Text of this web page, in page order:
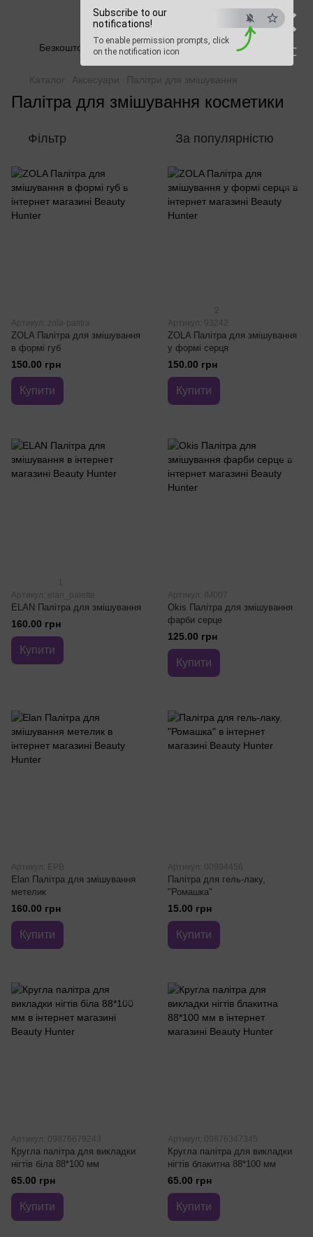
×
ESC
Subscribe to our
notifications!
To enable permission prompts, click
on the notification icon
Beauty Hunter
Безкоштовна доставка при замовленні від 2500 грн
Каталог Аксесуари Палітри для змішування
Палітра для змішування косметики
Фільтр За популярністю
Артикул: zola-palitra
ZOLA Палітра для змішування
в формі губ
150.00 грн
Купити
2
Артикул: 93242
ZOLA Палітра для змішування
у формі серця
150.00 грн
Купити
Артикул: elan_palette
ELAN Палітра для змішування
160.00 грн
Купити
Артикул: IM007
Okis Палітра для змішування
фарби серце
125.00 грн
Купити
Артикул: EPB
Elan Палітра для змішування
метелик
160.00 грн
Купити
Артикул: 00994456
Палітра для гель-лаку,
"Ромашка"
15.00 грн
Купити
Артикул: 09876679243
Кругла палітра для викладки
нігтів біла 88*100 мм
65.00 грн
Купити
Артикул: 09876347345
Кругла палітра для викладки
нігтів блакитна 88*100 мм
65.00 грн
Купити